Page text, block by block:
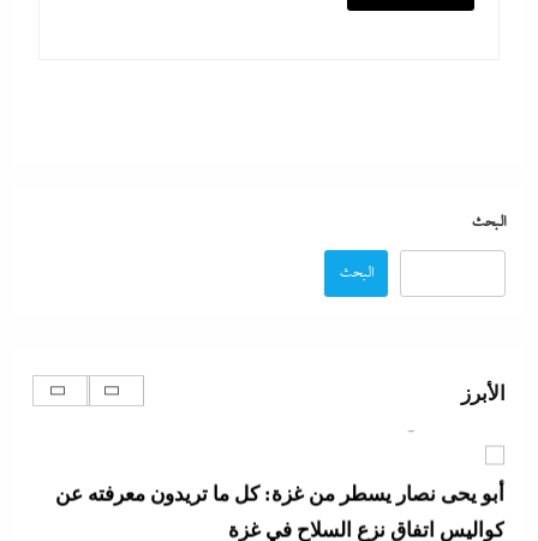
البحث
البحث
الأبرز
في الاحتياطي الأجنبي رغم توترات هرمز
6 أغسطس، 2026
أبو يحى نصار يسطر من غزة: كل ما تريدون معرفته عن
كواليس اتفاق نزع السلاح في غزة